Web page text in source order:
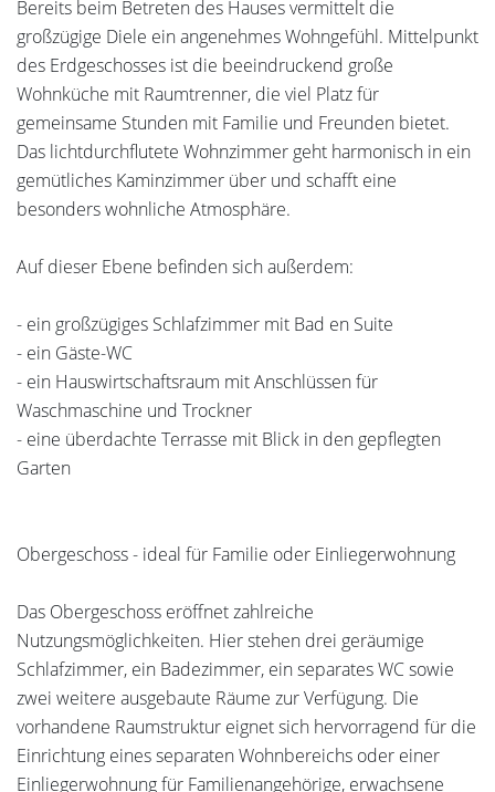
Bereits beim Betreten des Hauses vermittelt die
großzügige Diele ein angenehmes Wohngefühl. Mittelpunkt
des Erdgeschosses ist die beeindruckend große
Wohnküche mit Raumtrenner, die viel Platz für
gemeinsame Stunden mit Familie und Freunden bietet.
Das lichtdurchflutete Wohnzimmer geht harmonisch in ein
gemütliches Kaminzimmer über und schafft eine
besonders wohnliche Atmosphäre.
Auf dieser Ebene befinden sich außerdem:
- ein großzügiges Schlafzimmer mit Bad en Suite
- ein Gäste-WC
- ein Hauswirtschaftsraum mit Anschlüssen für
Waschmaschine und Trockner
- eine überdachte Terrasse mit Blick in den gepflegten
Garten
Obergeschoss - ideal für Familie oder Einliegerwohnung
Das Obergeschoss eröffnet zahlreiche
Nutzungsmöglichkeiten. Hier stehen drei geräumige
Schlafzimmer, ein Badezimmer, ein separates WC sowie
zwei weitere ausgebaute Räume zur Verfügung. Die
vorhandene Raumstruktur eignet sich hervorragend für die
Einrichtung eines separaten Wohnbereichs oder einer
Einliegerwohnung für Familienangehörige, erwachsene